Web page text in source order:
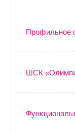
Профильное
ШСК